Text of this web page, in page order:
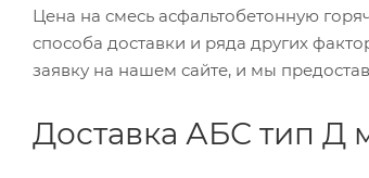
Цена на смесь асфальтобетонную
способа доставки и ряда других
заявку на нашем сайте, и мы
Доставка АБС тип Д